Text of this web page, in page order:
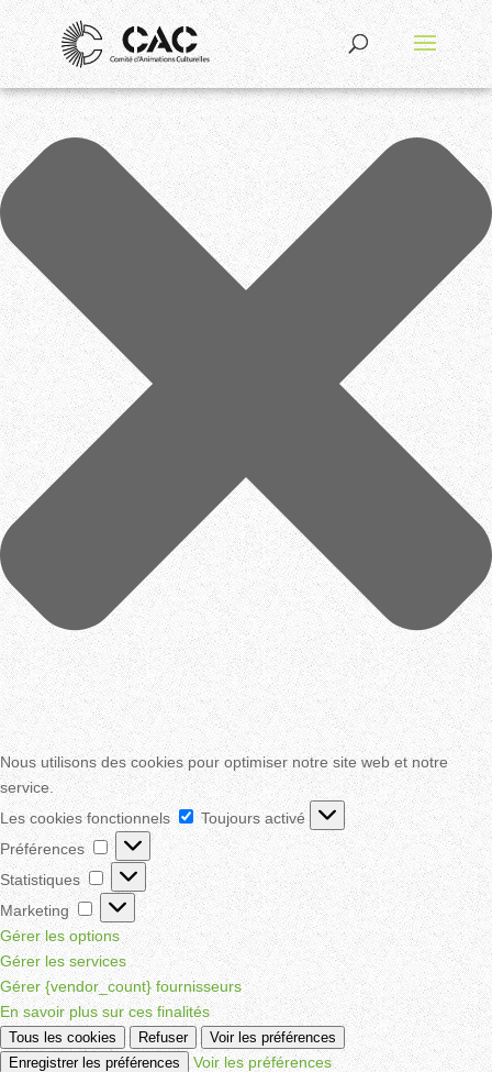
Gérer le consentement aux cookies
Nous utilisons des cookies pour optimiser notre site web et notre
service.
Les cookies fonctionnels
Les
cookies
fonctionnels
Toujours activé
Préférences
Préférences
Statistiques Statistiques
Marketing
Marketing
Gérer les options
Gérer les services
Gérer {vendor_count} fournisseurs
En savoir plus sur ces finalités
Tous les cookies Refuser
Voir les préférences
Enregistrer les préférences
Voir les préférences